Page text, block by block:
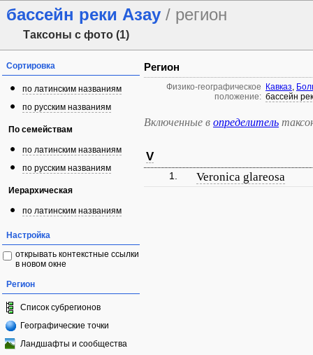
бассейн реки Азау / регион
Таксоны с фото (1)
Сортировка
по латинским названиям
по русским названиям
По семействам
по латинским названиям
по русским названиям
Иерархическая
по латинским названиям
Настройка
открывать контекстные ссылки
в новом окне
Регион
Список субрегионов
Географические точки
Ландшафты и сообщества
Регион
Физико-географическое
положение:
Кавказ,
бассейн
Включенные в определитель
V
1. Veronica glareosa